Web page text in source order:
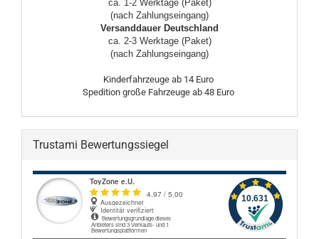
ca. 1-2 Werktage (Paket)
(nach Zahlungseingang)
Versanddauer Deutschland
ca. 2-3 Werktage (Paket)
(nach Zahlungseingang)
Kinderfahrzeuge ab 14 Euro
Spedition große Fahrzeuge ab 48 Euro
Trustami Bewertungssiegel